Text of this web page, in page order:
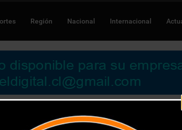
Región Nacional Internacional
hasta que sea seguro volver a las aulas